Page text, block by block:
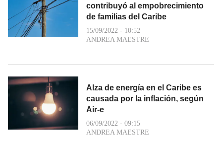
contribuyó al empobrecimiento
de familias del Caribe
15/09/2022 - 10:52
ANDREA MAESTRE
Alza de energía en el Caribe es
causada por la inflación, según
Air-e
06/09/2022 - 09:15
ANDREA MAESTRE